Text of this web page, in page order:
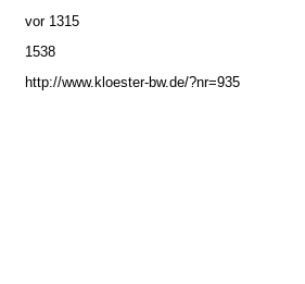
vor 1315
1538
http://www.kloester-bw.de/?nr=935